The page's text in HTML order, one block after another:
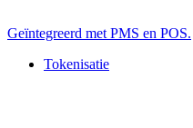
Geïntegreerd met PMS en POS.
Tokenisatie